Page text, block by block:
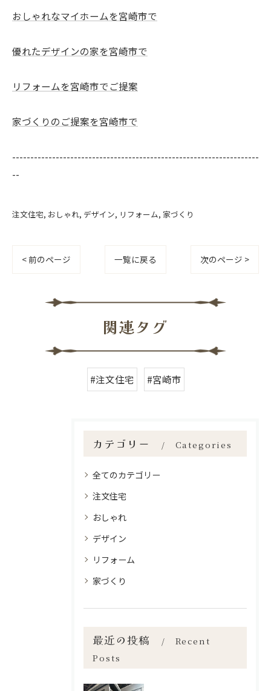
おしゃれなマイホームを宮崎市で
優れたデザインの家を宮崎市で
リフォームを宮崎市でご提案
家づくりのご提案を宮崎市で
--------------------------------------------------------------------
--
注文住宅 おしゃれ デザイン リフォーム 家づくり
< 前のページ 一覧に戻る 次のページ >
関連タグ
#注文住宅 #宮崎市
カテゴリー Categories
全てのカテゴリー
注文住宅
おしゃれ
デザイン
リフォーム
家づくり
最近の投稿
Recent
Posts